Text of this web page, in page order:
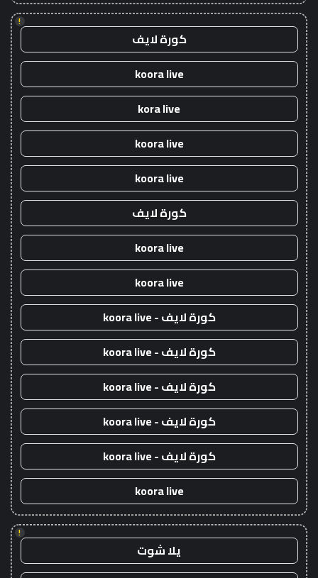
!
كورة لايف
koora live
kora live
koora live
koora live
كورة لايف
koora live
koora live
كورة لايف - koora live
كورة لايف - koora live
كورة لايف - koora live
كورة لايف - koora live
كورة لايف - koora live
koora live
!
يلا شوت